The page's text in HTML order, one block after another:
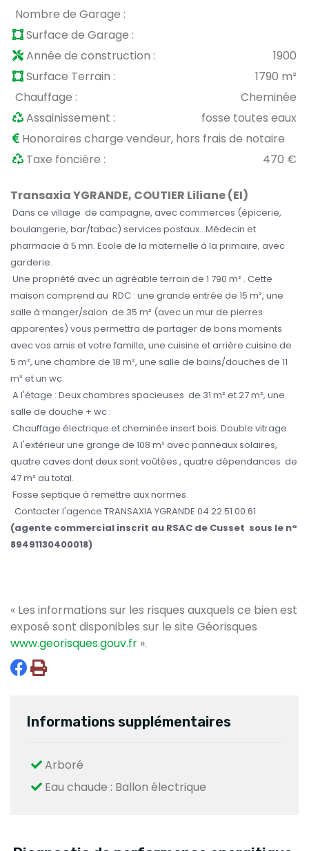
Nombre de Garage :
Surface de Garage :
Année de construction :
1900
Surface Terrain :
1790 m²
Chauffage :
Cheminée
Assainissement :
fosse toutes eaux
Honoraires charge vendeur, hors frais de notaire
Taxe foncière :
470 €
Transaxia YGRANDE, COUTIER Liliane (EI)
Dans ce village de campagne, avec commerces (épicerie,
boulangerie, bar/tabac) services postaux...Médecin et
pharmacie à 5 mn. Ecole de la maternelle à la primaire, avec
garderie.
Une propriété avec un agréable terrain de 1 790 m² . Cette
maison comprend au RDC : une grande entrée de 15 m², une
salle à manger/salon de 35 m² (avec un mur de pierres
apparentes) vous permettra de partager de bons moments
avec vos amis et votre famille, une cuisine et arrière cuisine de
5 m², une chambre de 18 m², une salle de bains/douches de 11
m² et un wc.
A l'étage : Deux chambres spacieuses de 31 m² et 27 m², une
salle de douche + wc .
Chauffage électrique et cheminée insert bois. Double vitrage.
A l'extérieur une grange de 108 m² avec panneaux solaires,
quatre caves dont deux sont voûtées , quatre dépendances de
47 m² au total.
Fosse septique à remettre aux normes.
Contacter l'agence TRANSAXIA YGRANDE 04.22.51.00.61
(agente commercial inscrit au RSAC de Cusset sous le n°
89491130400018)
« Les informations sur les risques auxquels ce bien est
exposé sont disponibles sur le site Géorisques
www.georisques.gouv.fr ».
Informations supplémentaires
Arboré
Eau chaude : Ballon électrique